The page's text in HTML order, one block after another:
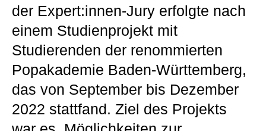
der Expert:innen-Jury erfolgte nach
einem Studienprojekt mit
Studierenden der renommierten
Popakademie Baden-Württemberg,
das von September bis Dezember
2022 stattfand. Ziel des Projekts